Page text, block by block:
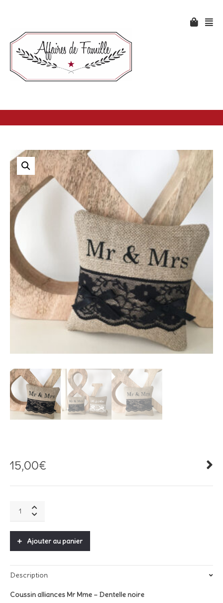
15,00€
Coussin
alliances
Mrs
Dentelle
noire
Ajouter au panier
Description
Coussin alliances Mr Mme – Dentelle noire